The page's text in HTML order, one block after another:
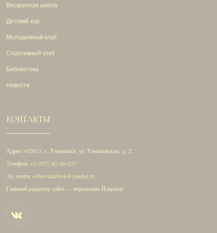
Воскресная школа
Детский хор
Молодежный клуб
Спортивный клуб
Библиотека
Новости
КОНТАКТЫ
Адрес: 432017, г. Ульяновск, ул. Ульяновская, д. 2
Телефон:+7 (927) 83-00-927
Эл. почта: sobor-simbirsk@yandex.ru
Главный редактор сайта — иеромонах Иларион